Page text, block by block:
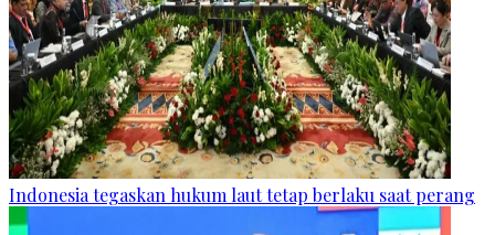
Indonesia tegaskan hukum laut tetap berlaku saat perang